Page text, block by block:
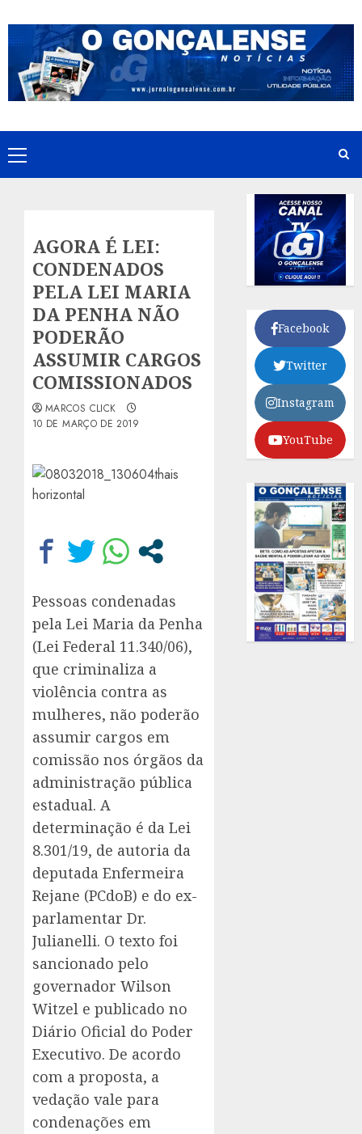
to
content
Primary
Menu
AGORA É LEI:
CONDENADOS
PELA LEI MARIA
DA PENHA NÃO
PODERÃO
ASSUMIR CARGOS
COMISSIONADOS
MARCOS CLICK
10 DE MARÇO DE 2019
Pessoas condenadas
pela Lei Maria da Penha
(Lei Federal 11.340/06),
que criminaliza a
violência contra as
mulheres, não poderão
assumir cargos em
comissão nos órgãos da
administração pública
estadual. A
determinação é da Lei
8.301/19, de autoria da
deputada Enfermeira
Rejane (PCdoB) e do ex-
parlamentar Dr.
Julianelli. O texto foi
sancionado pelo
governador Wilson
Witzel e publicado no
Diário Oficial do Poder
Executivo. De acordo
com a proposta, a
vedação vale para
condenações em
Facebook
Twitter
Instagram
YouTube